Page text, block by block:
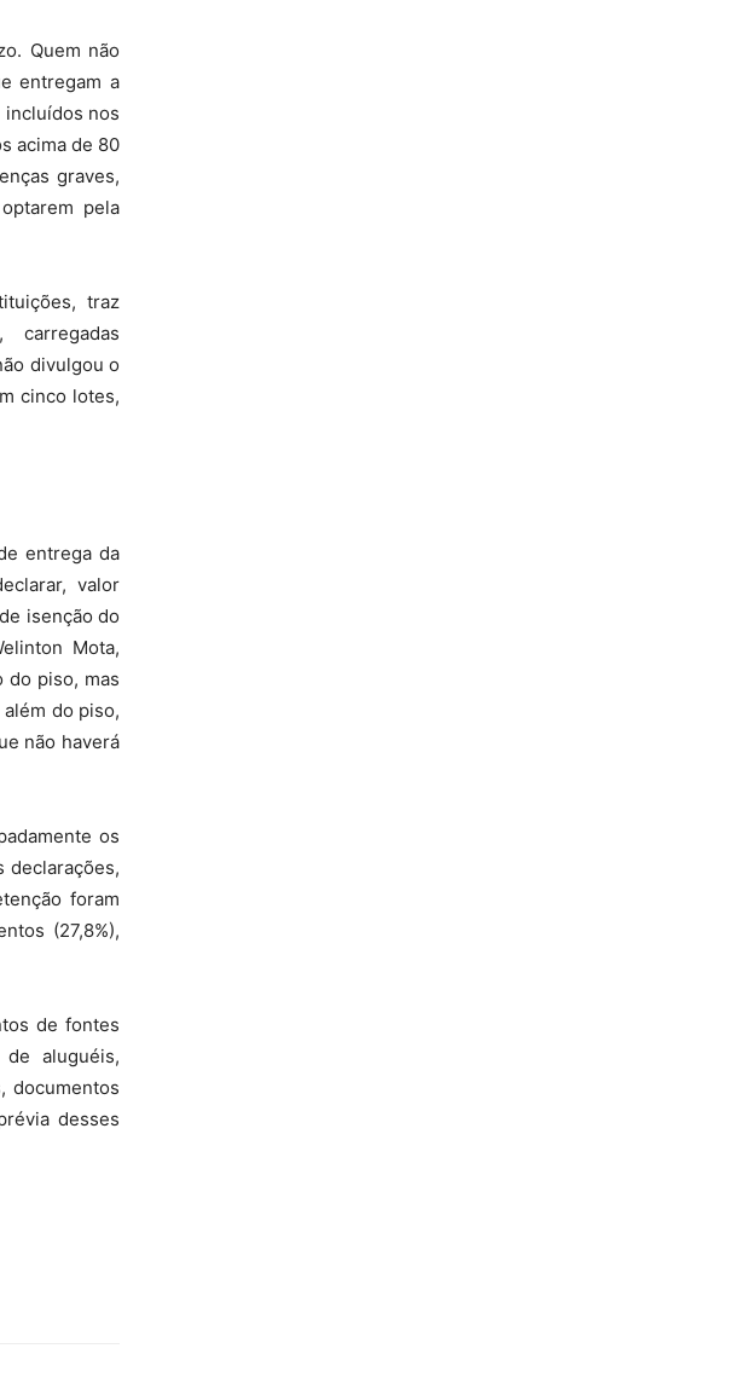
Quem não
entregam a
nos
acima de 80
graves,
pela
traz
divulgou o
cinco lotes,
entrega da
valor
isenção do
Mota,
do piso, mas
do piso,
não haverá
os
declarações,
foram
(27,8%),
de fontes
aluguéis,
documentos
desses